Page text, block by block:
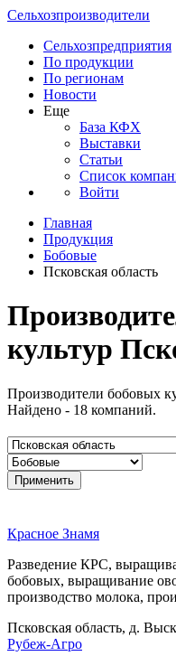
Сельхозпроизводители
Сельхозпредприятия
По продукции
По регионам
Новости
Еще
База КФХ
Выставки
Статьи
Список
Войти
Главная
Продукция
Бобовые
Псковская область
культур
Производители бобовых
Найдено - 18 компаний.
Красное Знамя
Разведение КРС,
бобовых, выращивание
производство молока,
Псковская область, д.
Рубеж-Агро